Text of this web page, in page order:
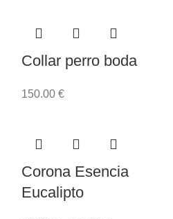
Collar perro boda
150.00 €
Corona Esencia
Eucalipto